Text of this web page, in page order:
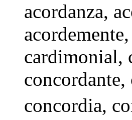
acordanza,
acordemente,
cardimonial,
concordante,
concordia,